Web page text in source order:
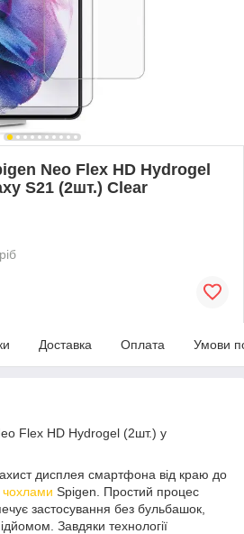
Neo Flex HD Hydrogel
S21 (2шт.) Clear
Доставка Оплата Умови
Flex HD Hydrogel (2шт.) у
дисплея смартфона від краю до
чохлами Spigen. Простий процес
застосування без бульбашок,
Завдяки технології